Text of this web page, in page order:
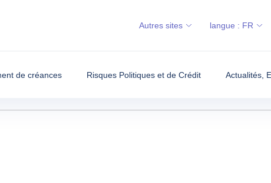
de créances Risques Politiques et de Crédit Actualités,
Autres sites langue : FR